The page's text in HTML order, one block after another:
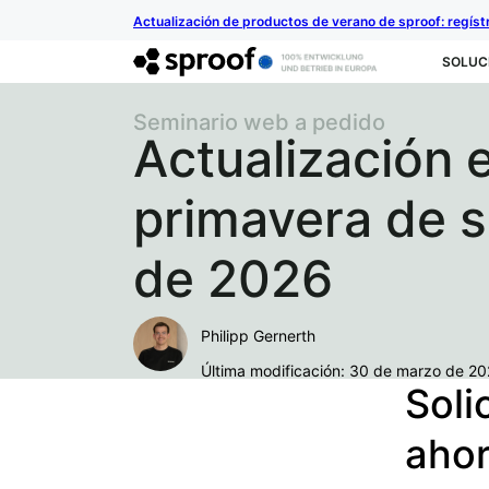
Actualización de productos de verano de sproof:
Actualización
primavera de
de 2026
Seminario web a pedido
Philipp Gernerth
Última modificación: 30 de marzo de